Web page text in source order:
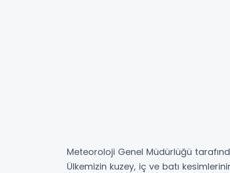
Meteoroloji Genel Müdürlüğü
Ülkemizin kuzey, iç ve batı